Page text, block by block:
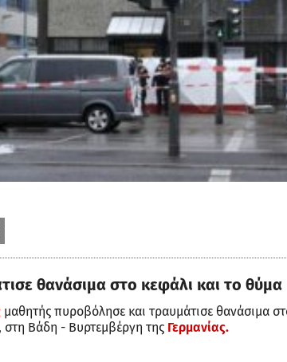
θανάσιμα στο κεφάλι και το
μαθητής πυροβόλησε και τραυμάτισε θανάσιμα
Βάδη - Βυρτεμβέργη της Γερμανίας.